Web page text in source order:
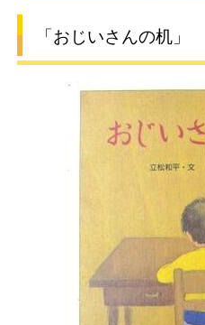
「おじいさんの机」